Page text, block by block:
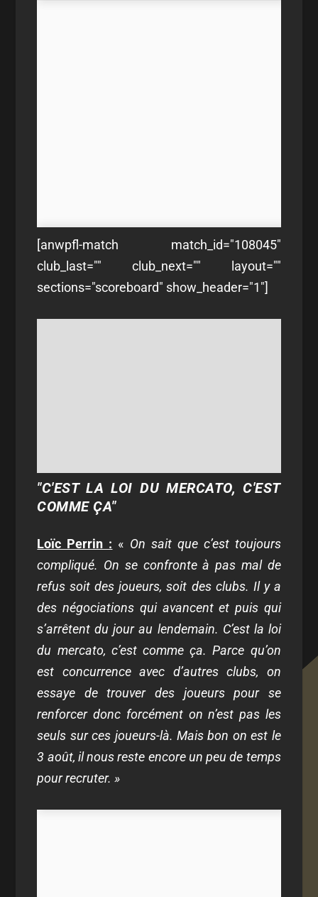
[anwpfl-match match_id="108045"
club_last="" club_next="" layout=""
sections="scoreboard" show_header="1"]
"C'EST LA LOI DU MERCATO, C'EST
COMME ÇA"
Loïc Perrin : « On sait que c’est toujours
compliqué. On se confronte à pas mal de
refus soit des joueurs, soit des clubs. Il y a
des négociations qui avancent et puis qui
s’arrêtent du jour au lendemain. C’est la loi
du mercato, c’est comme ça. Parce qu’on
est concurrence avec d’autres clubs, on
essaye de trouver des joueurs pour se
renforcer donc forcément on n’est pas les
seuls sur ces joueurs-là. Mais bon on est le
3 août, il nous reste encore un peu de temps
pour recruter. »